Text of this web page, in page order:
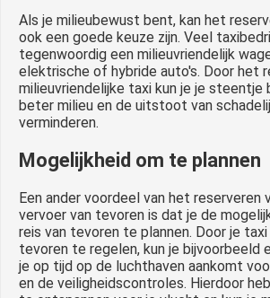
Als je milieubewust bent, kan het
ook een goede keuze zijn. Veel
tegenwoordig een milieuvriendelijk
elektrische of hybride auto's. Door het
milieuvriendelijke taxi kun je je steentje
beter milieu en de uitstoot van
verminderen.
Mogelijkheid om te plannen
Een ander voordeel van het reserveren
vervoer van tevoren is dat je de
reis van tevoren te plannen. Door je
tevoren te regelen, kun je bijvoorbeeld
je op tijd op de luchthaven aankomt
en de veiligheidscontroles. Hierdoor